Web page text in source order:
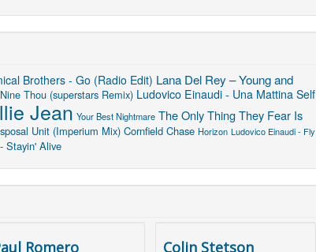
Brothers - Go (Radio Edit) Lana Del Rey – Young and
Thou (superstars Remix) Ludovico Einaudi - Una Mattina Self
Jean Your Best Nightmare The Only Thing They Fear Is
Unit (Imperium Mix) Cornfield Chase Horizon Ludovico Einaudi - Fly
Stayin' Alive
Romero Colin Stetson